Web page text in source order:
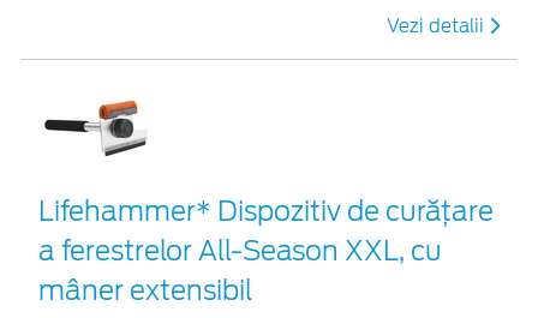
Vezi detalii
Lifehammer* Dispozitiv de curățare
a ferestrelor All-Season XXL, cu
mâner extensibil